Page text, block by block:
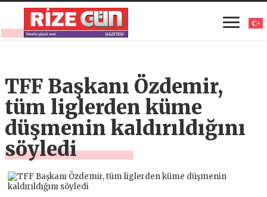
TFF Başkanı Özdemir,
tüm liglerden küme
düşmenin kaldırıldığını
söyledi